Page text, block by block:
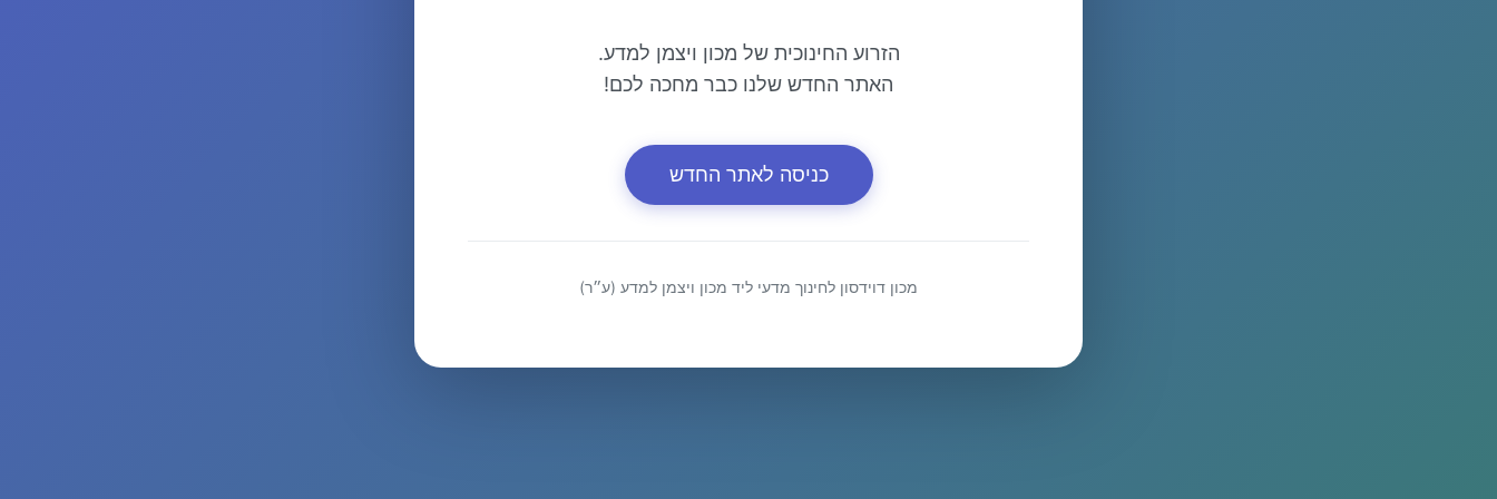
הזרוע החינוכית של מכון ויצמן למדע.
האתר החדש שלנו כבר מחכה לכם!
כניסה לאתר החדש
מכון דוידסון לחינוך מדעי ליד מכון ויצמן למדע (ע״ר)